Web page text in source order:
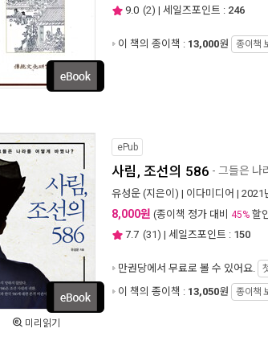
9.0 (2) | 세일즈포인트 : 246
이 책의 종이책 : 13,000원 종이책
미리읽기
ePub
사림, 조선의 586 - 그들은 나
유성운 (지은이) | 이다미디어 | 2021
8,000원 (종이책 정가 대비 45% 할
7.7 (31) | 세일즈포인트 : 150
만권당에서 무료로 볼 수 있어요.
이 책의 종이책 : 13,050원 종이책